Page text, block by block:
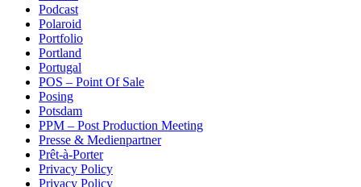
Podcast
Polaroid
Portfolio
Portland
Portugal
POS – Point Of Sale
Posing
Potsdam
PPM – Post Production Meeting
Presse & Medienpartner
Prêt-à-Porter
Privacy Policy
Privacy Policy